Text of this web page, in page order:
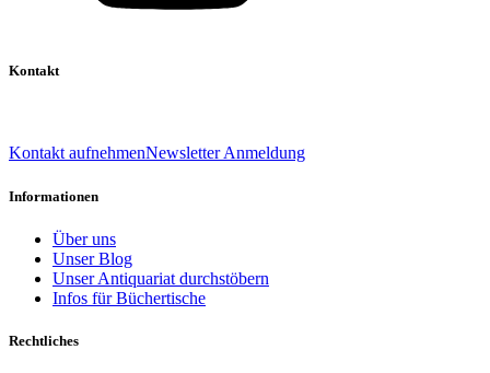
Kontakt
Kontakt aufnehmenNewsletter Anmeldung
Informationen
Über uns
Unser Blog
Unser Antiquariat durchstöbern
Infos für Büchertische
Rechtliches